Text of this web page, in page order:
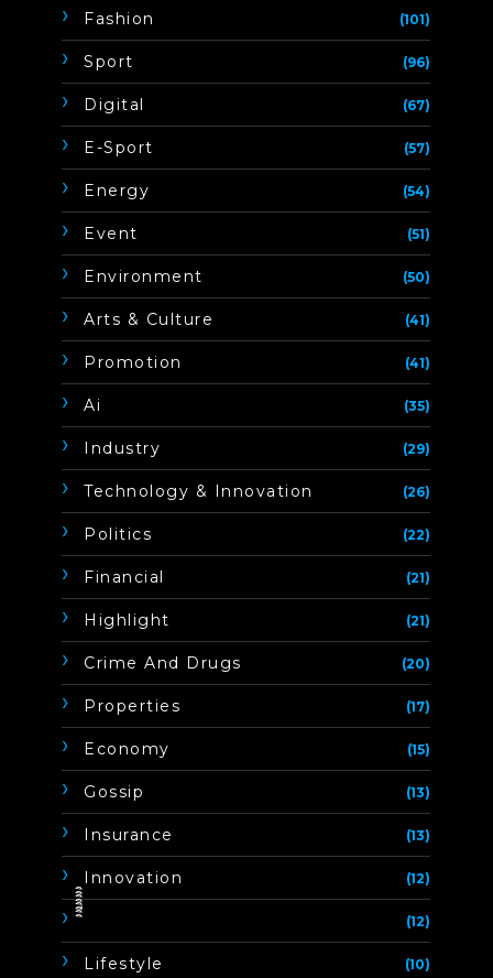
Fashion (101)
Sport (96)
Digital (67)
E-Sport (57)
Energy (54)
Event (51)
Environment (50)
Arts & Culture (41)
Promotion (41)
Ai (35)
Industry (29)
Technology & Innovation (26)
Politics (22)
Financial (21)
Highlight (21)
Crime And Drugs (20)
Properties (17)
Economy (15)
Gossip (13)
Insurance (13)
Innovation (12)
(12)
Lifestyle (10)